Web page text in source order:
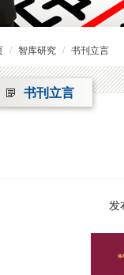
智库研究 书刊立言
书刊立言
发